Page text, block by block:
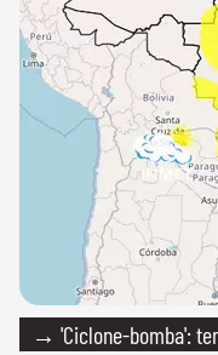
→ 'Ciclone-bomba':